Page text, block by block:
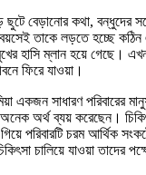
ছুটে বেড়ানোর কথা, বন্ধুদের
তাকে লড়তে হচ্ছে কঠিন
হাসি ম্লান হয়ে গেছে।
ফিরে যাওয়া।
একজন সাধারণ পরিবারের
অর্থ ব্যয় করেছেন।
পরিবারটি চরম আর্থিক
চালিয়ে যাওয়া তাদের